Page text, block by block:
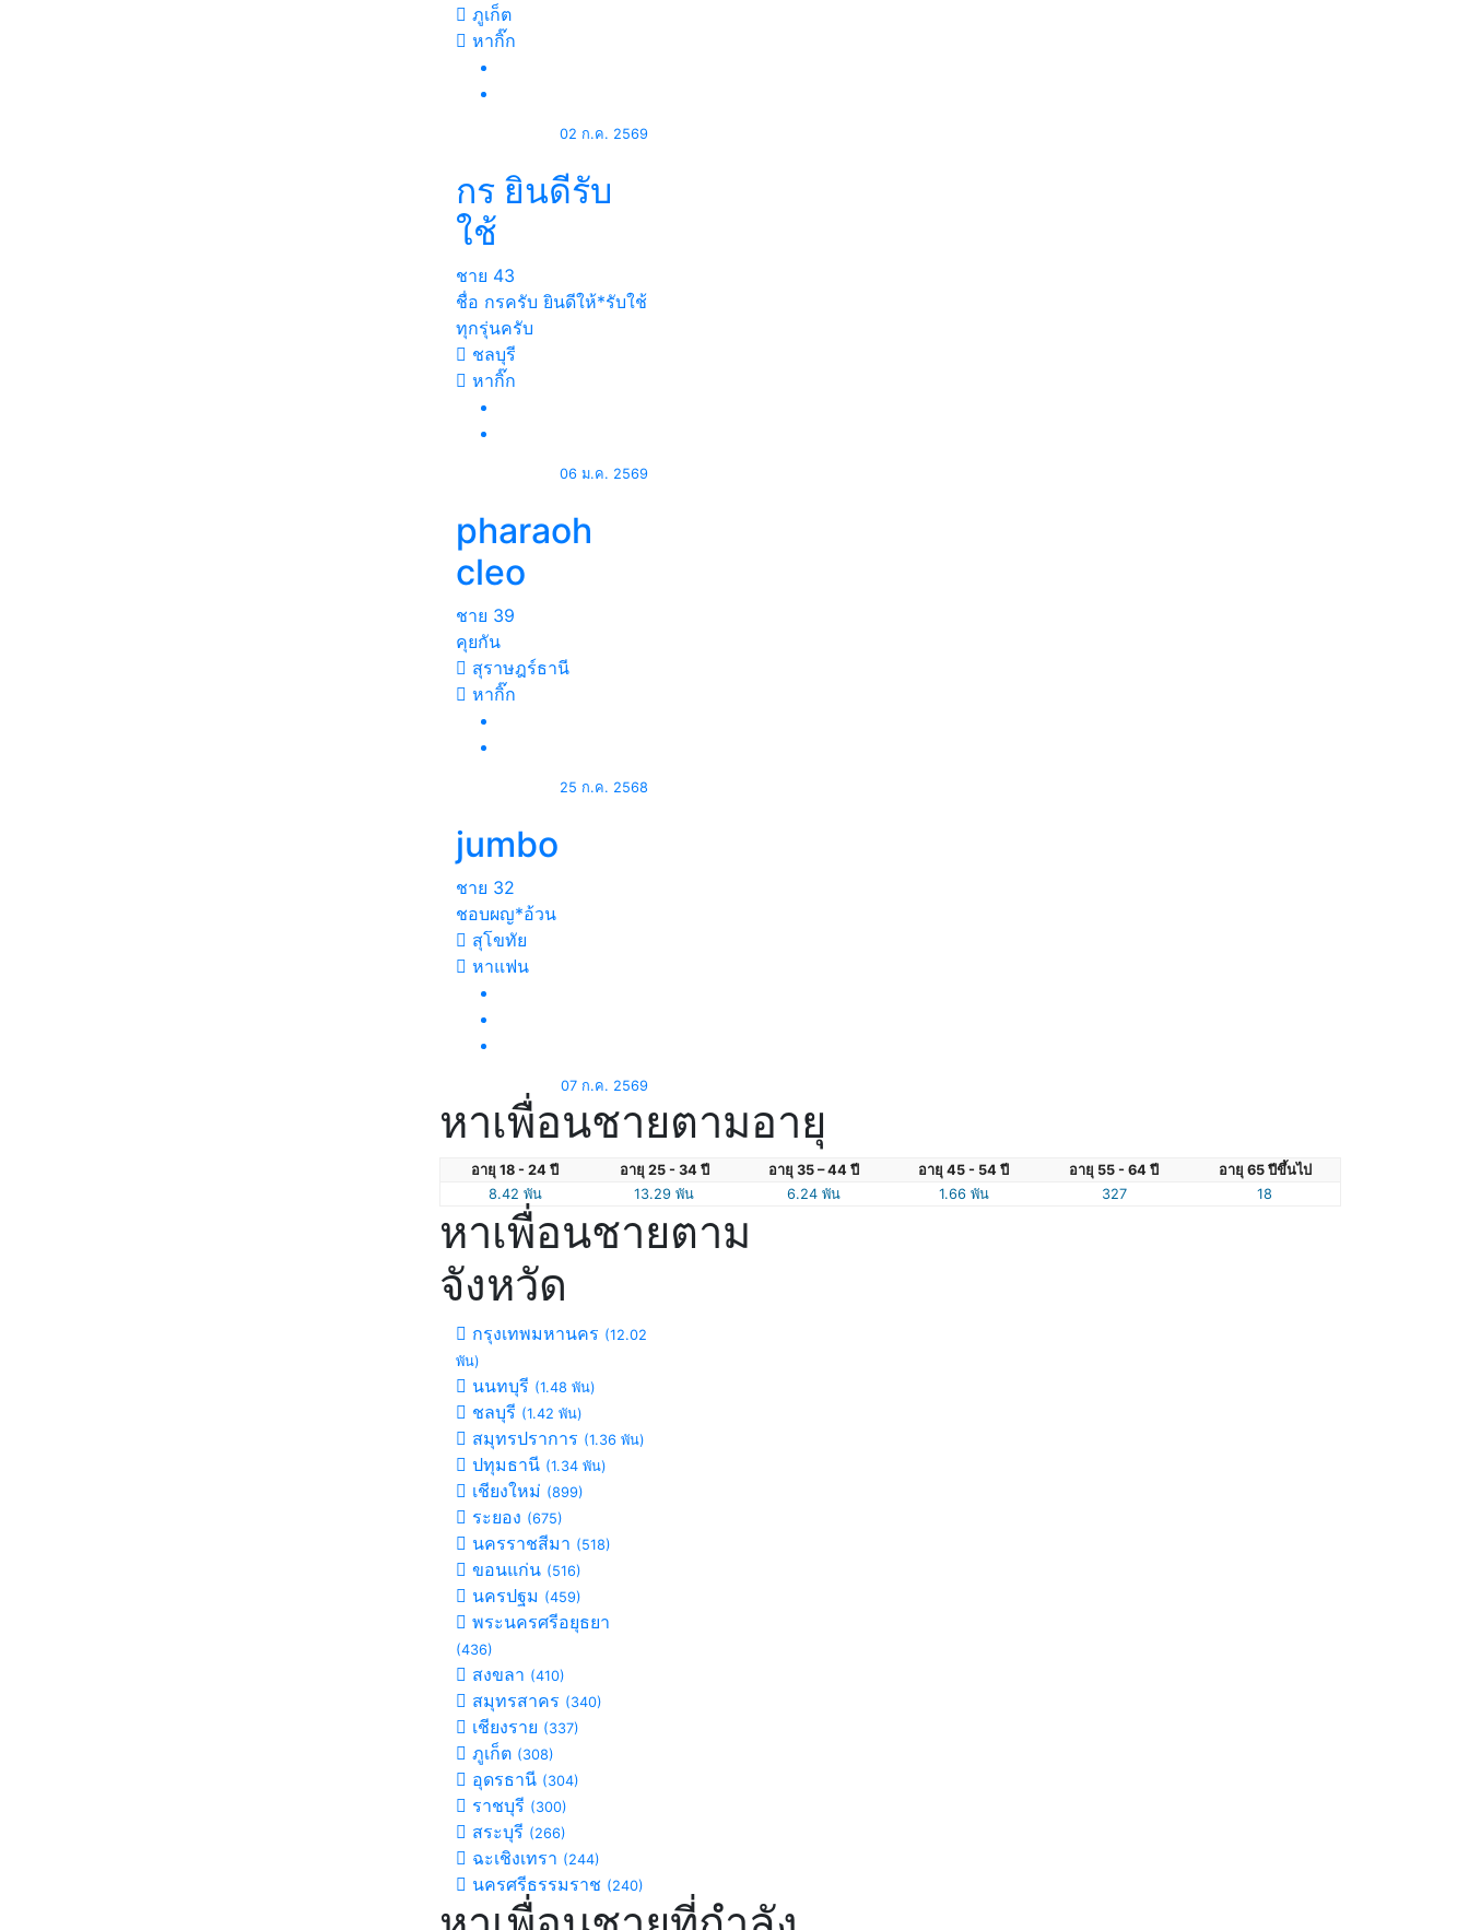
ภูเก็ต
หากิ๊ก
02 ก.ค. 2569
กร ยินดีรับ
ใช้
ชาย 43
ชื่อ กรครับ ยินดีให้*รับใช้
ทุกรุ่นครับ
ชลบุรี
หากิ๊ก
06 ม.ค. 2569
pharaoh
cleo
ชาย 39
คุยกัน
สุราษฎร์ธานี
หากิ๊ก
25 ก.ค. 2568
jumbo
ชาย 32
ชอบผญ*อ้วน
สุโขทัย
หาแฟน
07 ก.ค. 2569
หาเพื่อนชายตามอายุ
อายุ 18 - 24 ปี อายุ 25 - 34 ปี อายุ 35 – 44 ปี อายุ 45 - 54 ปี อายุ 55 - 64 ปี
อายุ 65 ปีขึ้นไป
8.42 พัน
13.29 พัน 6.24 พัน 1.66 พัน 327 18
หาเพื่อนชายตาม
จังหวัด
กรุงเทพมหานคร (12.02
พัน)
นนทบุรี (1.48 พัน)
ชลบุรี (1.42 พัน)
สมุทรปราการ (1.36 พัน)
ปทุมธานี (1.34 พัน)
เชียงใหม่ (899)
ระยอง (675)
นครราชสีมา (518)
ขอนแก่น (516)
นครปฐม (459)
พระนครศรีอยุธยา
(436)
สงขลา (410)
สมุทรสาคร (340)
เชียงราย (337)
ภูเก็ต (308)
อุดรธานี (304)
ราชบุรี (300)
สระบุรี (266)
ฉะเชิงเทรา (244)
นครศรีธรรมราช (240)